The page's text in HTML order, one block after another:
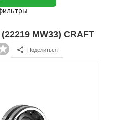
MW33) CRAFT
Поделиться